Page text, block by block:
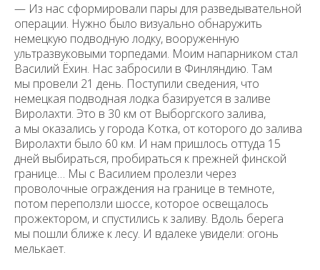
— Из нас сформировали пары для разведывательной
операции. Нужно было визуально обнаружить
немецкую подводную лодку, вооруженную
ультразвуковыми торпедами. Моим напарником стал
Василий Ёхин. Нас забросили в Финляндию. Там
мы провели 21 день. Поступили сведения, что
немецкая подводная лодка базируется в заливе
Виролахти. Это в 30 км от Выборгского залива,
а мы оказались у города Котка, от которого до залива
Виролахти было 60 км. И нам пришлось оттуда 15
дней выбираться, пробираться к прежней финской
границе… Мы с Василием пролезли через
проволочные ограждения на границе в темноте,
потом переползли шоссе, которое освещалось
прожектором, и спустились к заливу. Вдоль берега
мы пошли ближе к лесу. И вдалеке увидели: огонь
мелькает.